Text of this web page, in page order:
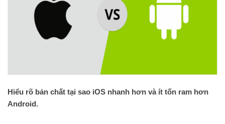
Hiểu rõ bản chất tại sao iOS nhanh hơn và ít tốn ram hơn
Android.